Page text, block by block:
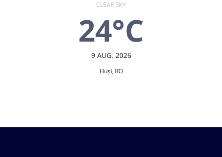
CLEAR SKY
24°C
9 AUG, 2026
Huşi, RO